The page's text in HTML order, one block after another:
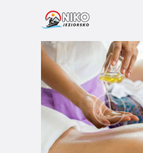
DOMKI
BASEN
SPA
BIZNES
IMPREZY
PRZYJĘCIA